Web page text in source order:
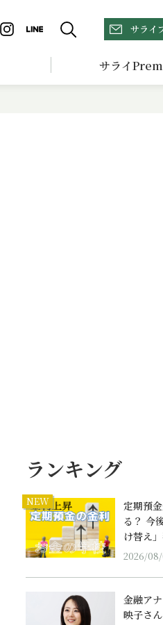
サライ
サライ
ランキング
NEW
定期預
る？ 今
け替え
2026/
金融ア
映子さ